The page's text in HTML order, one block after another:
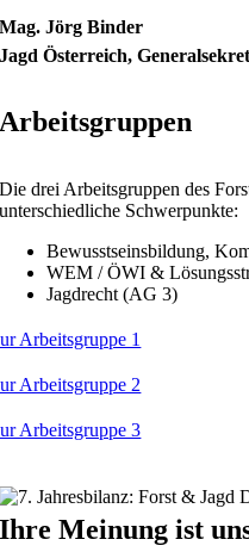
Mag. Jörg Binder
Jagd Österreich,
Arbeitsgruppen
Die drei Arbeitsgruppen des
unterschiedliche Schwerpunkte:
Bewusstseinsbildung,
WEM / ÖWI &
Jagdrecht (AG 3)
Arbeitsgruppe 1
Arbeitsgruppe 2
Arbeitsgruppe 3
Ihre Meinung ist